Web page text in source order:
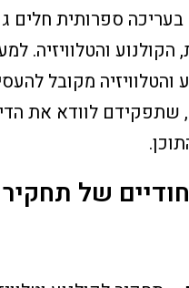
בעריכה ספרותית חלים
והטלוויזיה.
מקובל
שתפקידם לוודא את
של תחקיר